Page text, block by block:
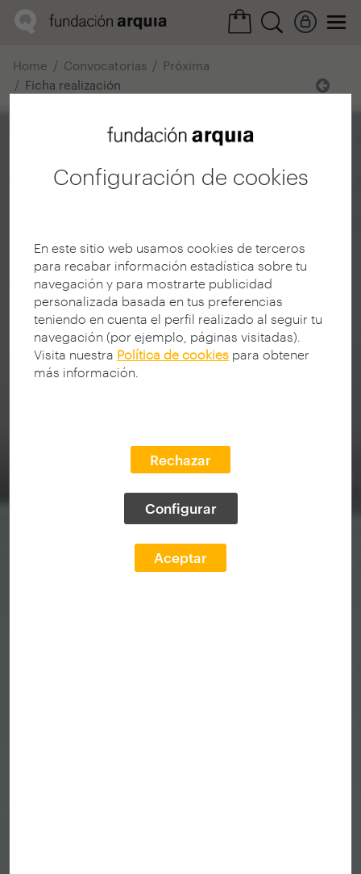
Configuración de cookies
En este sitio web usamos cookies de terceros
para recabar información estadística sobre tu
navegación y para mostrarte publicidad
personalizada basada en tus preferencias
teniendo en cuenta el perfil realizado al seguir tu
navegación (por ejemplo, páginas visitadas).
Visita nuestra Política de cookies para obtener
más información.
Rechazar
Configurar
Aceptar
Home Convocatorias
Próxima
Ficha realización